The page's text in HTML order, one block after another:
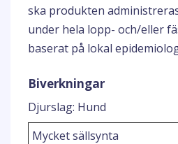
ska produkten
under hela lopp- och/eller
baserat på lokal
Biverkningar
Djurslag: Hund
Mycket sällsynta